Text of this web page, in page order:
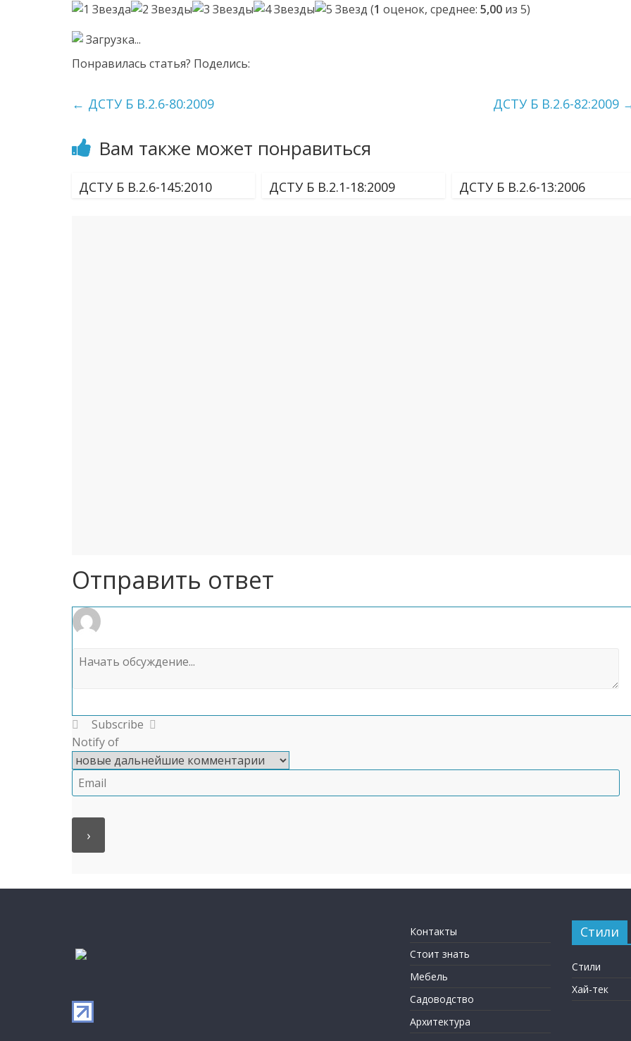
(1 оценок, среднее: 5,00 из 5)
Загрузка...
Понравилась статья? Поделись:
← ДСТУ Б В.2.6-80:2009 ДСТУ Б В.2.6-82:2009
Вам также может понравиться
ДСТУ Б В.2.6-145:2010 ДСТУ Б В.2.1-18:2009 ДСТУ Б В.2.6-13:2006
Отправить ответ
Subscribe
Notify of
Контакты
Стоит знать
Мебель
Садоводство
Архитектура
Стили
Стили
Хай-тек